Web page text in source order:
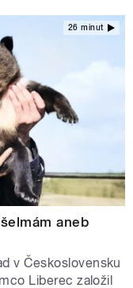
26 minut
aneb
v Československu
Liberec založil